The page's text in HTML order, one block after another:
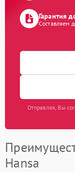
Гарантия
Составляем
Отправляя, Вы
Hansa